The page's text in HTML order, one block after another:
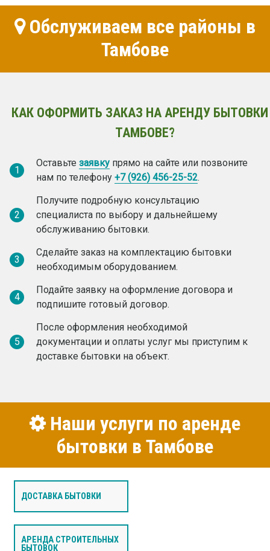
Обслуживаем все районы в
Тамбове
КАК ОФОРМИТЬ ЗАКАЗ НА АРЕНДУ БЫТОВКИ
ТАМБОВЕ?
1
Оставьте заявку прямо на сайте или позвоните
нам по телефону +7 (926) 456-25-52.
2
Получите подробную консультацию
специалиста по выбору и дальнейшему
обслуживанию бытовки.
3
Сделайте заказ на комплектацию бытовки
необходимым оборудованием.
4
Подайте заявку на оформление договора и
подпишите готовый договор.
5
После оформления необходимой
документации и оплаты услуг мы приступим к
доставке бытовки на объект.
Наши услуги по аренде
бытовки в Тамбове
ДОСТАВКА БЫТОВКИ
АРЕНДА СТРОИТЕЛЬНЫХ
БЫТОВОК